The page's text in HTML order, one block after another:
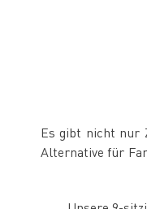
Es gibt nicht nur
Alternative für